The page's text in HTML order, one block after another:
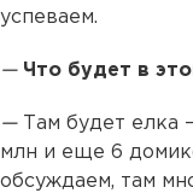
успеваем.
—Что будет в
—Там будет елка
млн и еще 6
обсуждаем, там